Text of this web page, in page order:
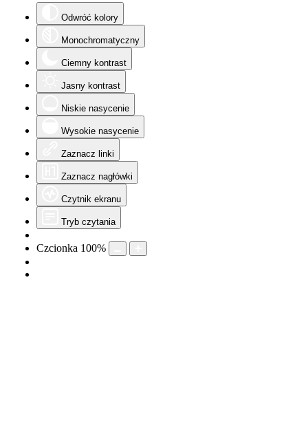
Odwróć kolory
Monochromatyczny
Ciemny kontrast
Jasny kontrast
Niskie nasycenie
Wysokie nasycenie
Zaznacz linki
Zaznacz nagłówki
Czytnik ekranu
Tryb czytania
Czcionka 100%